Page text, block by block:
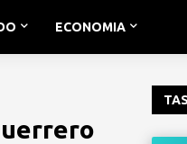
ECONOMIA